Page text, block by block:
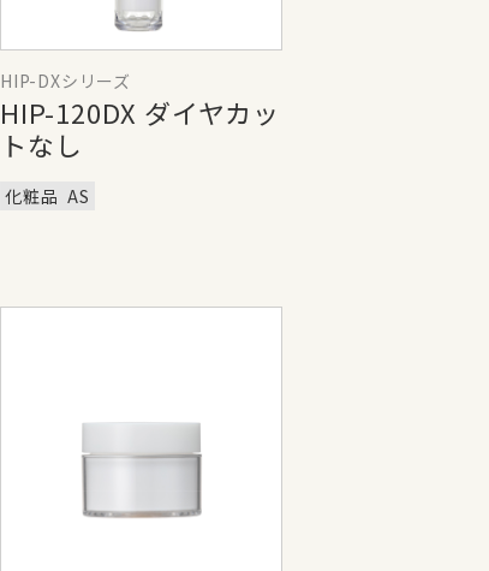
HIP-DXシリーズ
HIP-120DX ダイヤカッ
トなし
化粧品 AS